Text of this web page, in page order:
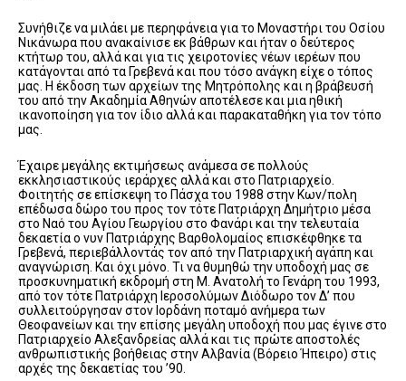
Συνήθιζε να μιλάει με περηφάνεια για το Μοναστήρι του Οσίου
Νικάνωρα που ανακαίνισε εκ βάθρων και ήταν ο δεύτερος
κτήτωρ του, αλλά και για τις χειροτονίες νέων ιερέων που
κατάγονται από τα Γρεβενά και που τόσο ανάγκη είχε ο τόπος
μας. Η έκδοση των αρχείων της Μητρόπολης και η βράβευσή
του από την Ακαδημία Αθηνών αποτέλεσε και μια ηθική
ικανοποίηση για τον ίδιο αλλά και παρακαταθήκη για τον τόπο
μας.
Έχαιρε μεγάλης εκτιμήσεως ανάμεσα σε πολλούς
εκκλησιαστικούς ιεράρχες αλλά και στο Πατριαρχείο.
Φοιτητής σε επίσκεψη το Πάσχα του 1988 στην Κων/πολη
επέδωσα δώρο του προς τον τότε Πατριάρχη Δημήτριο μέσα
στο Ναό του Αγίου Γεωργίου στο Φανάρι και την τελευταία
δεκαετία ο νυν Πατριάρχης Βαρθολομαίος επισκέφθηκε τα
Γρεβενά, περιεβάλλοντάς τον από την Πατριαρχική αγάπη και
αναγνώριση. Και όχι μόνο. Τι να θυμηθώ την υποδοχή μας σε
προσκυνηματική εκδρομή στη Μ. Ανατολή το Γενάρη του 1993,
από τον τότε Πατριάρχη Ιεροσολύμων Διόδωρο τον Δ’ που
συλλειτούργησαν στον Ιορδάνη ποταμό ανήμερα των
Θεοφανείων και την επίσης μεγάλη υποδοχή που μας έγινε στο
Πατριαρχείο Αλεξανδρείας αλλά και τις πρώτε αποστολές
ανθρωπιστικής βοήθειας στην Αλβανία (Βόρειο Ήπειρο) στις
αρχές της δεκαετίας του ’90.